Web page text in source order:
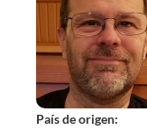
País de origen: